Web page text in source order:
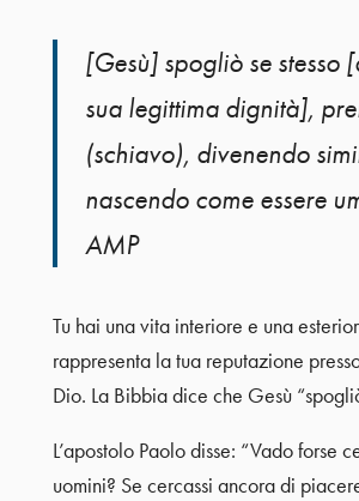
[Gesù] spogliò se stesso
sua legittima dignità],
(schiavo), divenendo
nascendo come essere
AMP
Tu hai una vita interiore e una
rappresenta la tua reputazione
Dio. La Bibbia dice che Gesù
L’apostolo Paolo disse: “Vado
uomini? Se cercassi ancora di